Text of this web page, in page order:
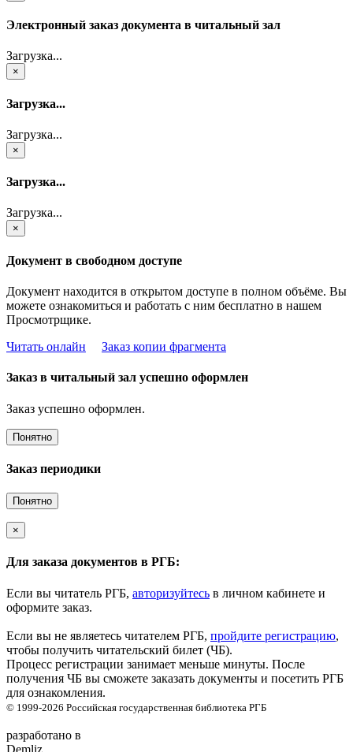
Электронный заказ документа в читальный зал
Загрузка...
×
Загрузка...
Загрузка...
×
Загрузка...
Загрузка...
×
Документ в свободном доступе
Документ находится в открытом доступе в полном объёме. Вы
можете ознакомиться и работать с ним бесплатно в нашем
Просмотрщике.
Читать онлайн
Заказ копии фрагмента
Заказ в читальный зал успешно оформлен
Заказ успешно оформлен.
Понятно
Заказ периодики
Понятно
×
Для заказа документов в РГБ:
Если вы читатель РГБ, авторизуйтесь в личном кабинете и
оформите заказ.
Если вы не являетесь читателем РГБ, пройдите регистрацию,
чтобы получить читательский билет (ЧБ).
Процесс регистрации занимает меньше минуты. После
получения ЧБ вы сможете заказать документы и посетить РГБ
для ознакомления.
© 1999-2026 Российская государственная библиотека РГБ
разработано в
Demliz